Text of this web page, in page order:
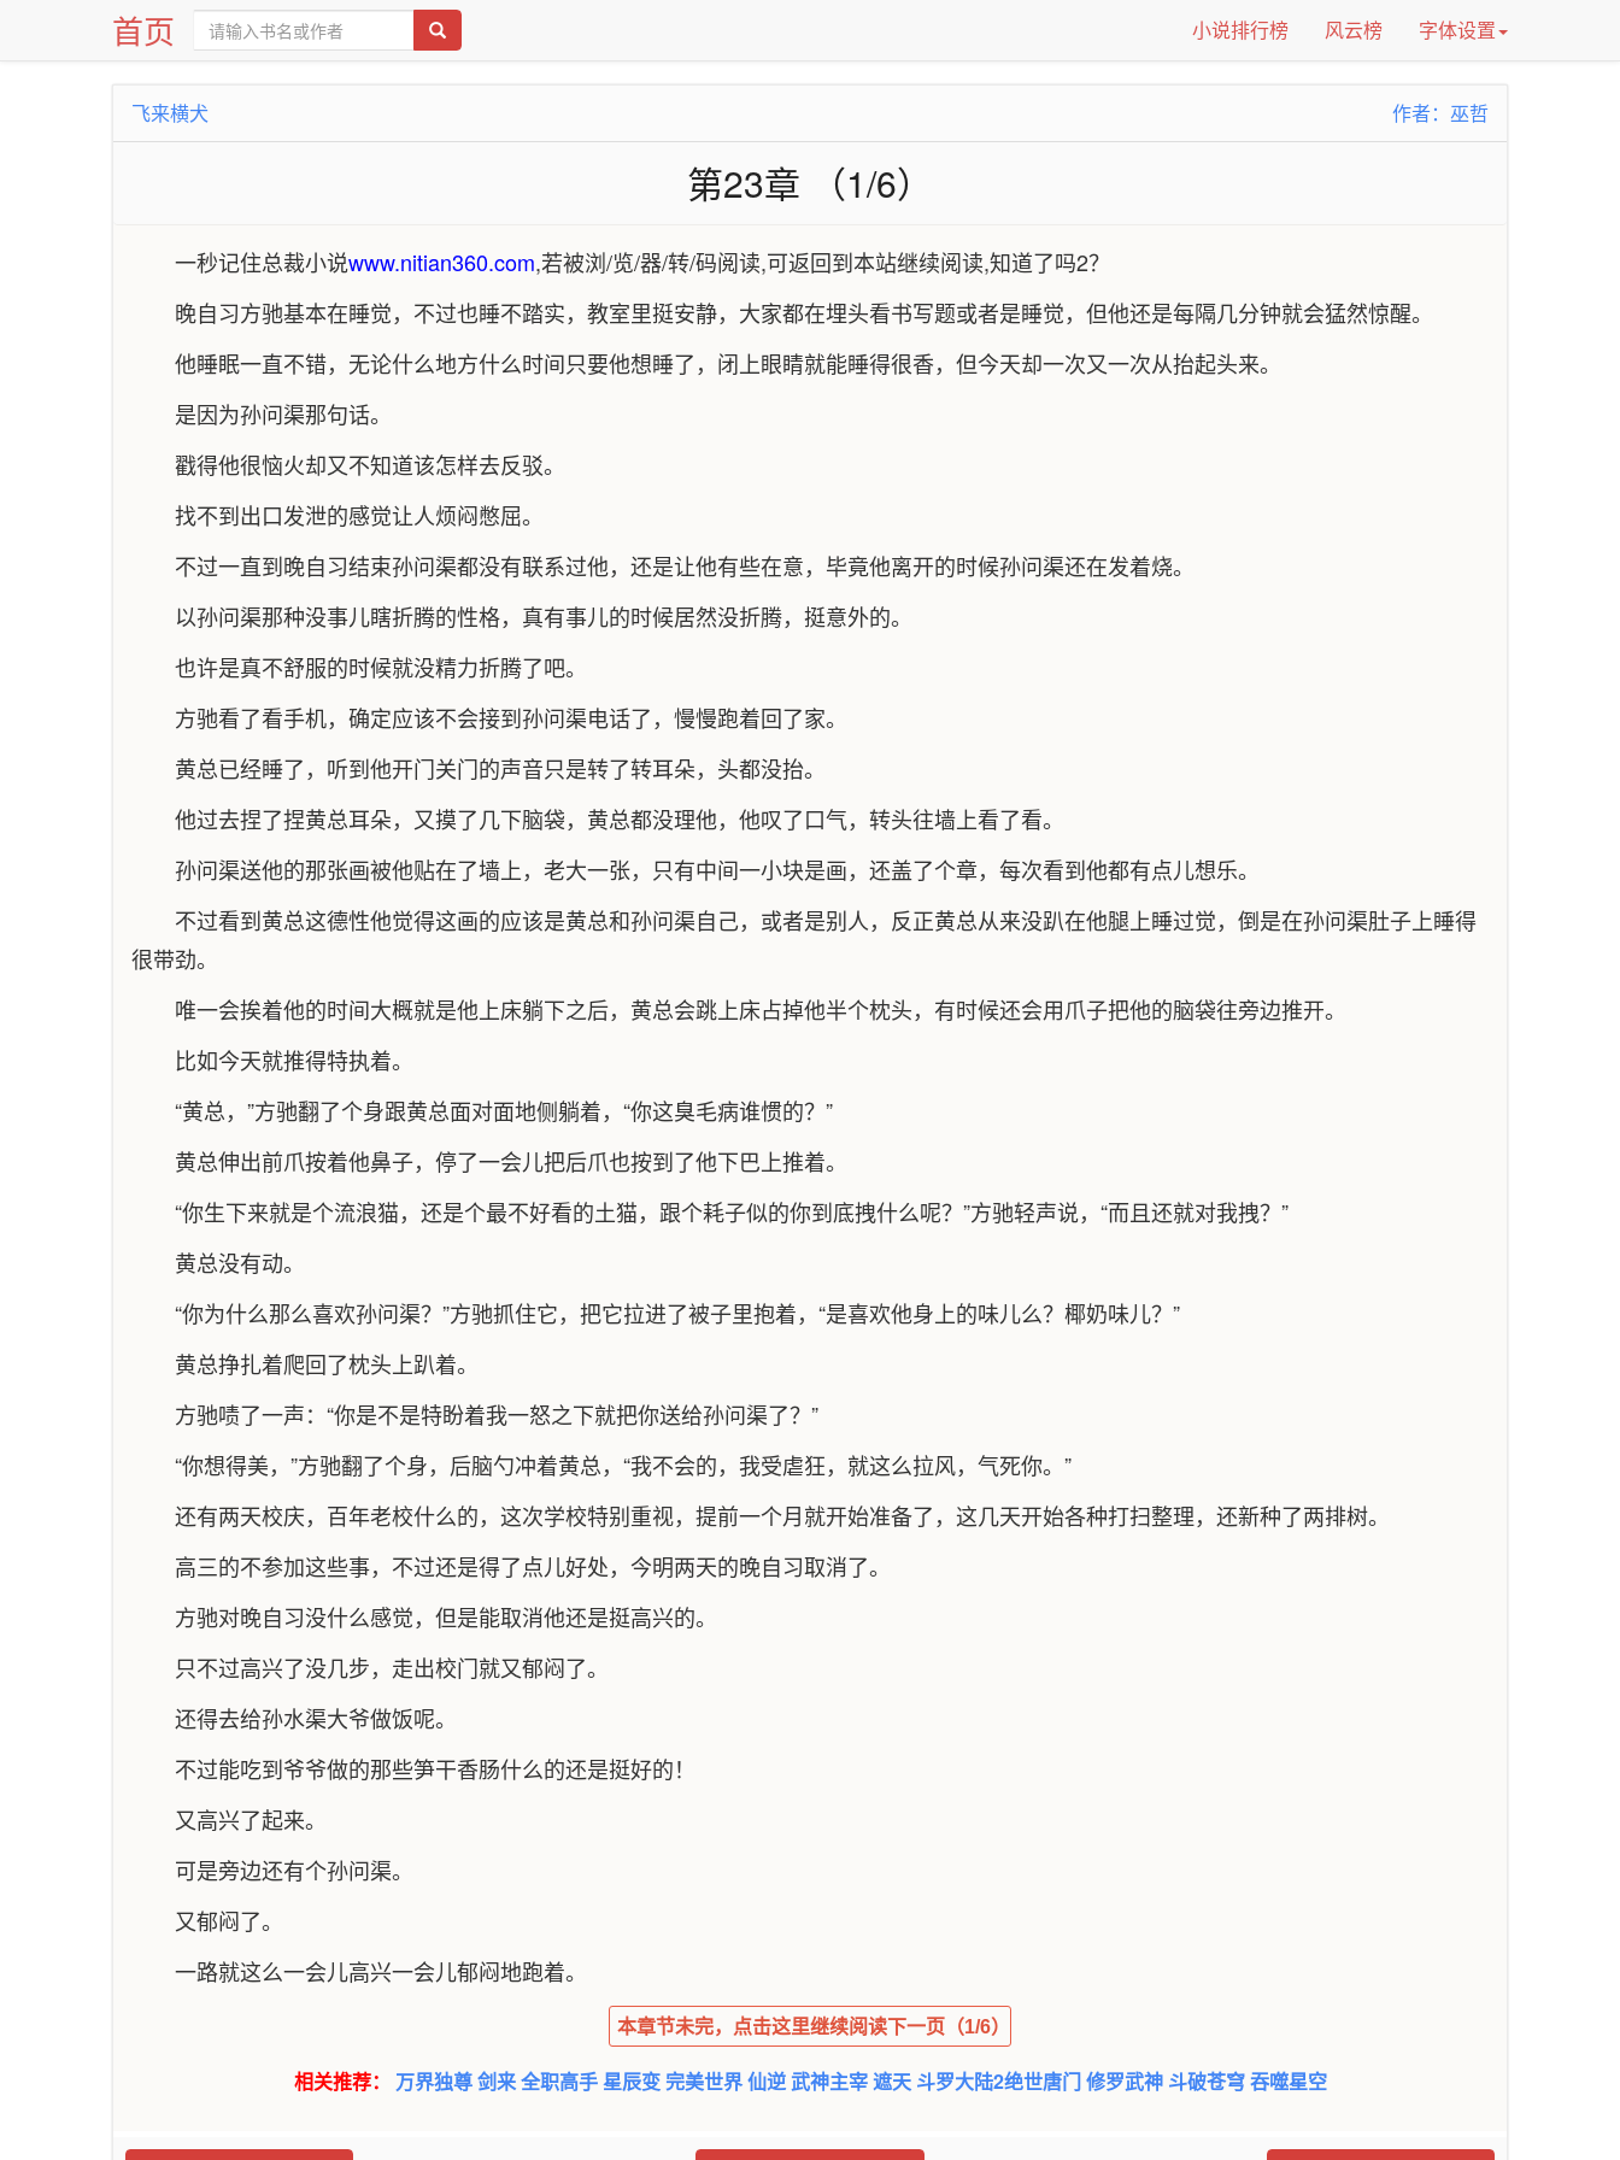
首页 小说排行榜 风云榜 字体设置
飞来横犬 作者：巫哲
第23章 （1/6）
一秒记住总裁小说www.nitian360.com,若被浏/览/器/转/码阅读,可返回到本站继续阅读,知道了吗2？
晚自习方驰基本在睡觉，不过也睡不踏实，教室里挺安静，大家都在埋头看书写题或者是睡觉，但他还是每隔几分钟就会猛然惊醒。
他睡眠一直不错，无论什么地方什么时间只要他想睡了，闭上眼睛就能睡得很香，但今天却一次又一次从抬起头来。
是因为孙问渠那句话。
戳得他很恼火却又不知道该怎样去反驳。
找不到出口发泄的感觉让人烦闷憋屈。
不过一直到晚自习结束孙问渠都没有联系过他，还是让他有些在意，毕竟他离开的时候孙问渠还在发着烧。
以孙问渠那种没事儿瞎折腾的性格，真有事儿的时候居然没折腾，挺意外的。
也许是真不舒服的时候就没精力折腾了吧。
方驰看了看手机，确定应该不会接到孙问渠电话了，慢慢跑着回了家。
黄总已经睡了，听到他开门关门的声音只是转了转耳朵，头都没抬。
他过去捏了捏黄总耳朵，又摸了几下脑袋，黄总都没理他，他叹了口气，转头往墙上看了看。
孙问渠送他的那张画被他贴在了墙上，老大一张，只有中间一小块是画，还盖了个章，每次看到他都有点儿想乐。
不过看到黄总这德性他觉得这画的应该是黄总和孙问渠自己，或者是别人，反正黄总从来没趴在他腿上睡过觉，倒是在孙问渠肚子上睡得
很带劲。
唯一会挨着他的时间大概就是他上床躺下之后，黄总会跳上床占掉他半个枕头，有时候还会用爪子把他的脑袋往旁边推开。
比如今天就推得特执着。
“黄总，”方驰翻了个身跟黄总面对面地侧躺着，“你这臭毛病谁惯的？”
黄总伸出前爪按着他鼻子，停了一会儿把后爪也按到了他下巴上推着。
“你生下来就是个流浪猫，还是个最不好看的土猫，跟个耗子似的你到底拽什么呢？”方驰轻声说，“而且还就对我拽？”
黄总没有动。
“你为什么那么喜欢孙问渠？”方驰抓住它，把它拉进了被子里抱着，“是喜欢他身上的味儿么？椰奶味儿？”
黄总挣扎着爬回了枕头上趴着。
方驰啧了一声：“你是不是特盼着我一怒之下就把你送给孙问渠了？”
“你想得美，”方驰翻了个身，后脑勺冲着黄总，“我不会的，我受虐狂，就这么拉风，气死你。”
还有两天校庆，百年老校什么的，这次学校特别重视，提前一个月就开始准备了，这几天开始各种打扫整理，还新种了两排树。
高三的不参加这些事，不过还是得了点儿好处，今明两天的晚自习取消了。
方驰对晚自习没什么感觉，但是能取消他还是挺高兴的。
只不过高兴了没几步，走出校门就又郁闷了。
还得去给孙水渠大爷做饭呢。
不过能吃到爷爷做的那些笋干香肠什么的还是挺好的！
又高兴了起来。
可是旁边还有个孙问渠。
又郁闷了。
一路就这么一会儿高兴一会儿郁闷地跑着。
本章节未完，点击这里继续阅读下一页（1/6）
相关推荐： 万界独尊剑来全职高手星辰变 完美世界仙逆武神主宰遮天 斗罗大陆2绝世唐门修罗武神 斗破苍穹吞噬星空